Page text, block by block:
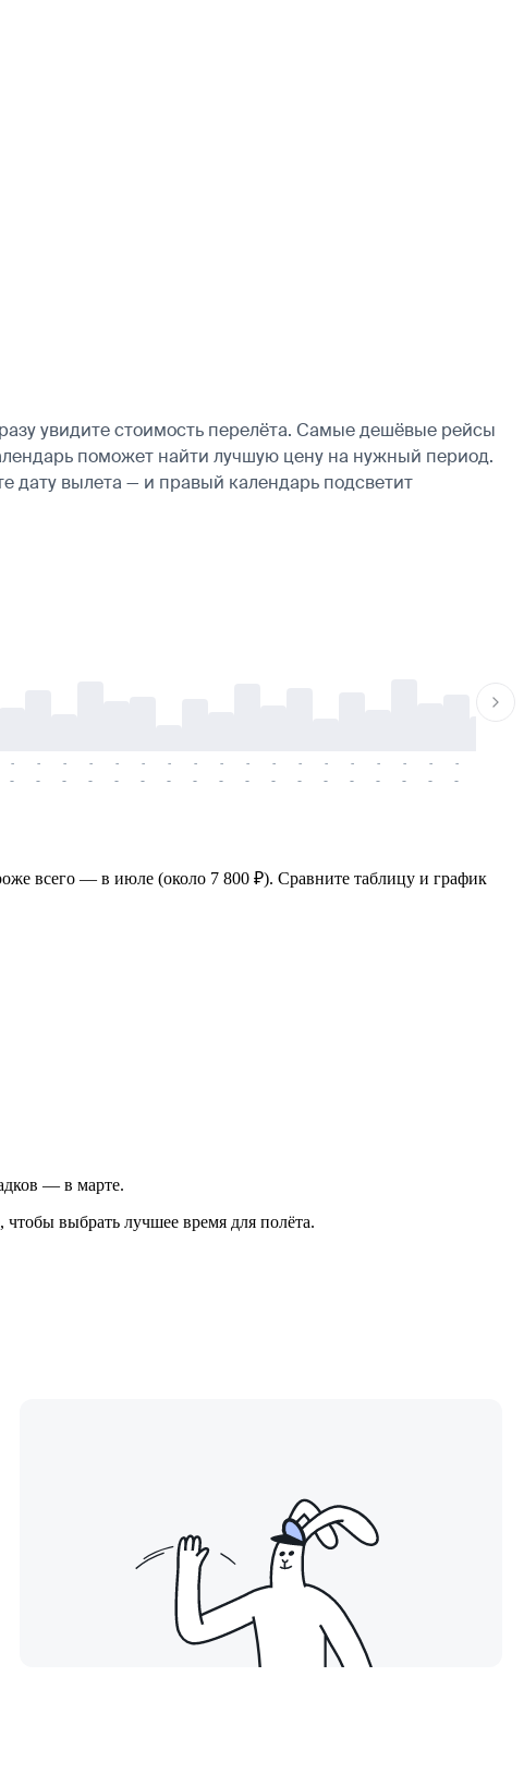
увидите стоимость перелёта. Самые дешёвые рейсы
поможет найти лучшую цену на нужный период.
дату вылета — и правый календарь подсветит
-
-
-
-
-
-
-
-
-
-
-
-
-
-
-
-
-
-
-
-
-
-
-
-
-
-
-
-
-
-
-
-
-
-
-
-
всего — в июле (около 7 800 ₽). Сравните таблицу и график
— в марте.
выбрать лучшее время для полёта.